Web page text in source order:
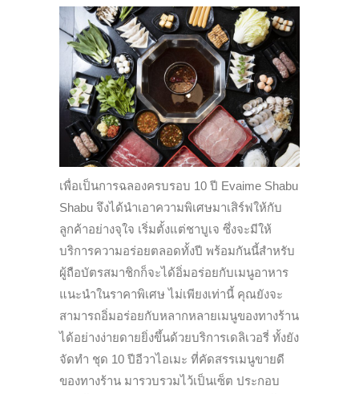
เพื่อเป็นการฉลองครบรอบ 10 ปี Evaime Shabu
Shabu จึงได้นำเอาความพิเศษมาเสิร์ฟให้กับ
ลูกค้าอย่างจุใจ เริ่มตั้งแต่ชาบูเจ ซึ่งจะมีให้
บริการความอร่อยตลอดทั้งปี พร้อมกันนี้สำหรับ
ผู้ถือบัตรสมาชิกก็จะได้อิ่มอร่อยกับเมนูอาหาร
แนะนำในราคาพิเศษ ไม่เพียงเท่านี้ คุณยังจะ
สามารถอิ่มอร่อยกับหลากหลายเมนูของทางร้าน
ได้อย่างง่ายดายยิ่งขึ้นด้วยบริการเดลิเวอรี่ ทั้งยัง
จัดทำ ชุด 10 ปีอีวาไอเมะ ที่คัดสรรเมนูขายดี
ของทางร้าน มารวบรวมไว้เป็นเซ็ต ประกอบ